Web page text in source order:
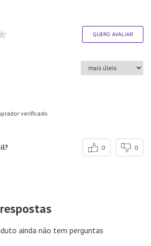
QUERO AVALIAR
verificado
0 0
ainda não tem perguntas